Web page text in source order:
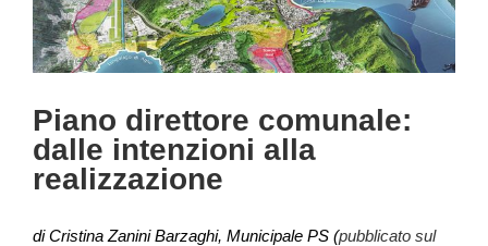
Piano direttore comunale:
dalle intenzioni alla
realizzazione
di Cristina Zanini Barzaghi, Municipale PS (pubblicato sul